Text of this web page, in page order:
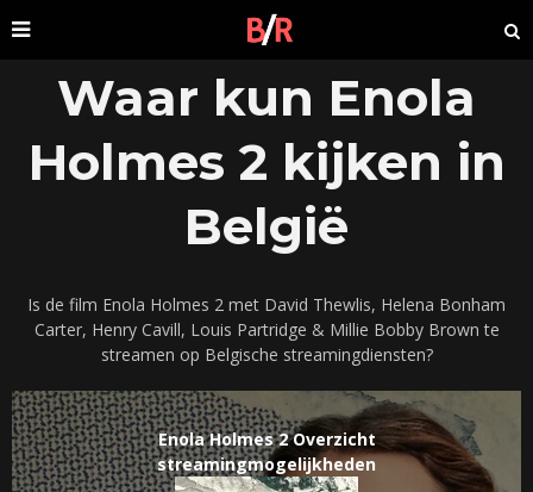
Waar kun Enola
Holmes 2 kijken in
België
Is de film Enola Holmes 2 met David Thewlis, Helena Bonham
Carter, Henry Cavill, Louis Partridge & Millie Bobby Brown te
streamen op Belgische streamingdiensten?
Enola Holmes 2 Overzicht
streamingmogelijkheden